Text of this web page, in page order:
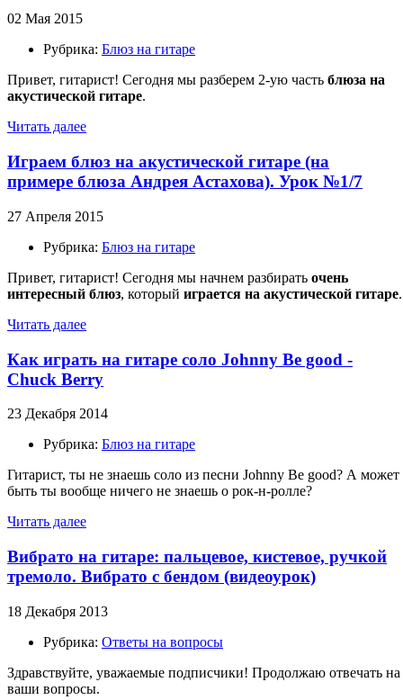
02 Мая 2015
Рубрика: Блюз на гитаре
Привет, гитарист! Сегодня мы разберем 2-ую часть блюза на
акустической гитаре.
Читать далее
Играем блюз на акустической гитаре (на
примере блюза Андрея Астахова). Урок №1/7
27 Апреля 2015
Рубрика: Блюз на гитаре
Привет, гитарист! Сегодня мы начнем разбирать очень
интересный блюз, который играется на акустической гитаре.
Читать далее
Как играть на гитаре соло Johnny Be good -
Chuck Berry
23 Декабря 2014
Рубрика: Блюз на гитаре
Гитарист, ты не знаешь соло из песни Johnny Be good? А может
быть ты вообще ничего не знаешь о рок-н-ролле?
Читать далее
Вибрато на гитаре: пальцевое, кистевое, ручкой
тремоло. Вибрато с бендом (видеоурок)
18 Декабря 2013
Рубрика: Ответы на вопросы
Здравствуйте, уважаемые подписчики! Продолжаю отвечать на
ваши вопросы.